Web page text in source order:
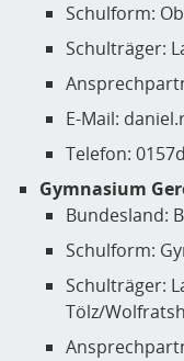
Schulform:
Schulträger:
E-Mail:
Telefon:
Gymnasium
Bundesland:
Schulform:
Schulträger:
Tölz/